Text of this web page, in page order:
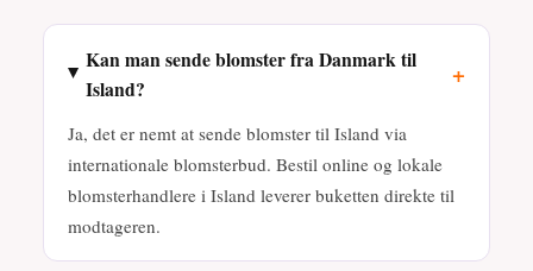
Kan man sende blomster fra Danmark til
Island?
+
Ja, det er nemt at sende blomster til Island via
internationale blomsterbud. Bestil online og lokale
blomsterhandlere i Island leverer buketten direkte til
modtageren.